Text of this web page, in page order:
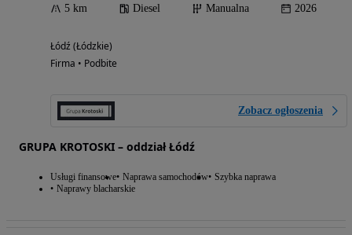
5 km Diesel Manualna 2026
Łódź (Łódzkie)
Firma • Podbite
Zobacz ogłoszenia
GRUPA KROTOSKI – oddział Łódź
Usługi finansowe Naprawa samochodów Szybka naprawa
Naprawy blacharskie